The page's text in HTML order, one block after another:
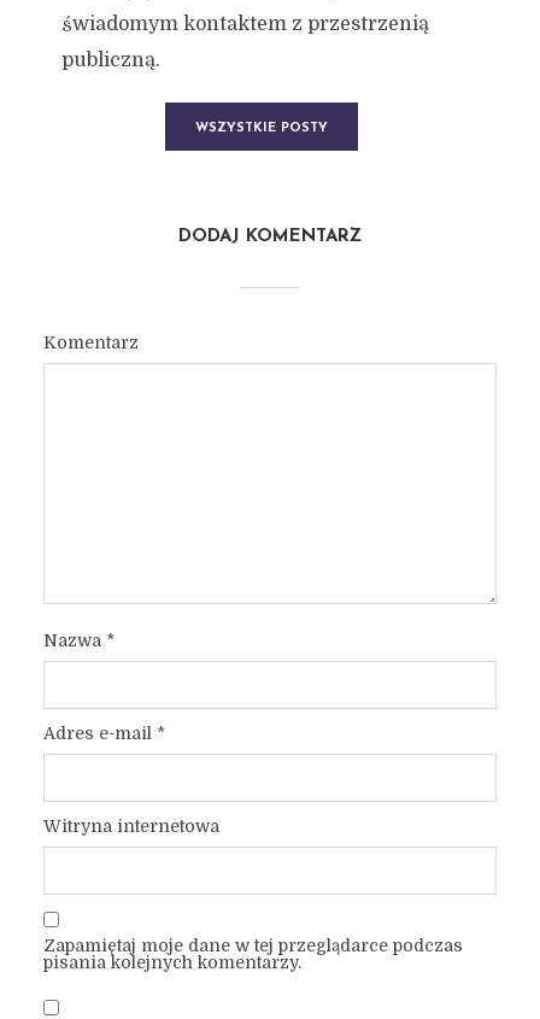
świadomym kontaktem z przestrzenią
publiczną.
WSZYSTKIE POSTY
DODAJ KOMENTARZ
Komentarz
Nazwa *
Adres e-mail *
Witryna internetowa
Zapamiętaj moje dane w tej przeglądarce podczas
pisania kolejnych komentarzy.